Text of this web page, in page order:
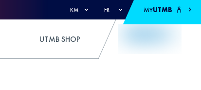
KM FR MYUTMB
UTMB SHOP